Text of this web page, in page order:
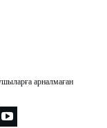
арналмаған